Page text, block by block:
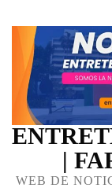
|
WEB DE